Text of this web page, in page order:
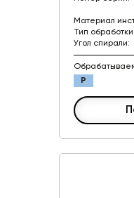
Материал
Тип обработки:
Угол спирали:
P